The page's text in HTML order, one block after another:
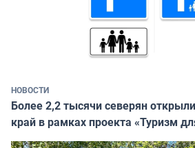
НОВОСТИ
Более 2,2 тысячи северян
край в рамках проекта «Туризм